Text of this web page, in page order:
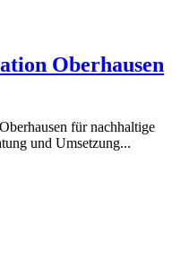
Oberhausen
für nachhaltige
und Umsetzung...